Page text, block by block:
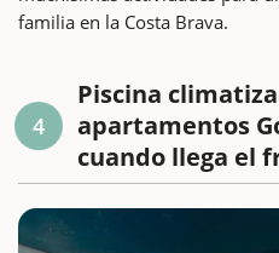
familia en la Costa Brava.
4
Piscina
apartamentos
cuando llega el